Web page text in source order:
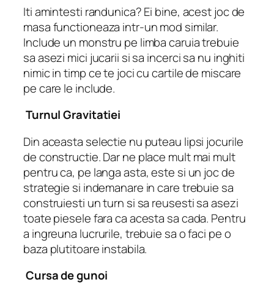
Iti amintesti randunica? Ei bine, acest joc de
masa functioneaza intr-un mod similar.
Include un monstru pe limba caruia trebuie
sa asezi mici jucarii si sa incerci sa nu inghiti
nimic in timp ce te joci cu cartile de miscare
pe care le include.
Turnul Gravitatiei
Din aceasta selectie nu puteau lipsi jocurile
de constructie. Dar ne place mult mai mult
pentru ca, pe langa asta, este si un joc de
strategie si indemanare in care trebuie sa
construiesti un turn si sa reusesti sa asezi
toate piesele fara ca acesta sa cada. Pentru
a ingreuna lucrurile, trebuie sa o faci pe o
baza plutitoare instabila.
Cursa de gunoi